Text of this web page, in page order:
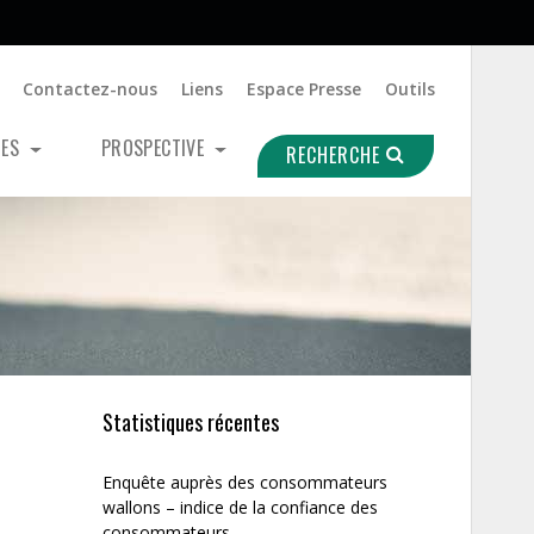
Contactez-nous Liens Espace Presse Outils
PROSPECTIVE RECHERCHE
Statistiques récentes
Enquête auprès des consommateurs
wallons – indice de la confiance des